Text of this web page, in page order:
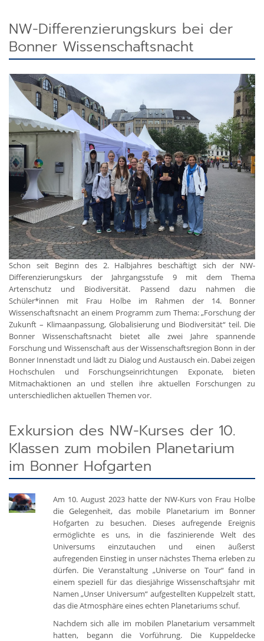
NW-Differenzierungskurs bei der
Bonner Wissenschaftsnacht
Schon seit Beginn des 2. Halbjahres beschäftigt sich der NW-
Differenzierungskurs der Jahrgangsstufe 9 mit dem Thema
Artenschutz und Biodiversität. Passend dazu nahmen die
Schüler*innen mit Frau Holbe im Rahmen der 14. Bonner
Wissenschaftsnacht an einem Programm zum Thema: „Forschung der
Zukunft – Klimaanpassung, Globalisierung und Biodiversität“ teil. Die
Bonner Wissenschaftsnacht bietet alle zwei Jahre spannende
Forschung und Wissenschaft aus der Wissenschaftsregion Bonn in der
Bonner Innenstadt und lädt zu Dialog und Austausch ein. Dabei zeigen
Hochschulen und Forschungseinrichtungen Exponate, bieten
Mitmachaktionen an und stellen ihre aktuellen Forschungen zu
unterschiedlichen aktuellen Themen vor.
Exkursion des NW-Kurses der 10.
Klassen zum mobilen Planetarium
im Bonner Hofgarten
Am 10. August 2023 hatte der NW-Kurs von Frau Holbe
die Gelegenheit, das mobile Planetarium im Bonner
Hofgarten zu besuchen. Dieses aufregende Ereignis
ermöglichte es uns, in die faszinierende Welt des
Universums einzutauchen und einen äußerst
aufregenden Einstieg in unser nächstes Thema erleben zu
dürfen. Die Veranstaltung „Universe on Tour“ fand in
einem speziell für das diesjährige Wissenschaftsjahr mit
Namen „Unser Universum“ aufgestellten Kuppelzelt statt,
das die Atmosphäre eines echten Planetariums schuf.
Nachdem sich alle im mobilen Planetarium versammelt
hatten, begann die Vorführung. Die Kuppeldecke